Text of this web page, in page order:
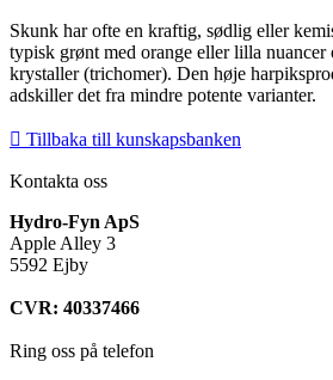
Skunk har ofte en kraftig, sødlig eller
typisk grønt med orange eller lilla nuancer
krystaller (trichomer). Den høje
adskiller det fra mindre potente varianter.
Tillbaka till kunskapsbanken
Kontakta oss
Hydro-Fyn ApS
Apple Alley 3
5592 Ejby
CVR: 40337466
Ring oss på telefon